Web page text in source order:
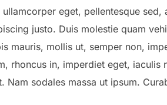
ullamcorper eget, pellentesque
justo. Duis molestie quam
mauris, mollis ut, semper non,
rhoncus in, imperdiet eget, iaculis
Nam sodales massa ut ipsum.